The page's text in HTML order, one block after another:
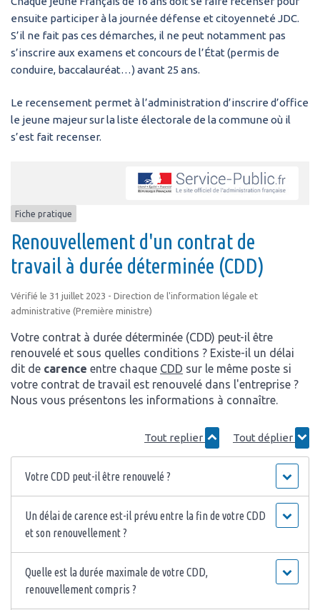
ensuite participer à la journée défense et citoyenneté JDC.
S’il ne fait pas ces démarches, il ne peut notamment pas
s’inscrire aux examens et concours de l’État (permis de
conduire, baccalauréat…) avant 25 ans.
Le recensement permet à l’administration d’inscrire d’office
le jeune majeur sur la liste électorale de la commune où il
s’est fait recenser.
Fiche pratique
Renouvellement d'un contrat de
travail à durée déterminée (CDD)
Vérifié le 31 juillet 2023 - Direction de l'information légale et
administrative (Première ministre)
Votre contrat à durée déterminée (CDD) peut-il être
renouvelé et sous quelles conditions ? Existe-il un délai
dit de carence entre chaque CDD sur le même poste si
votre contrat de travail est renouvelé dans l'entreprise ?
Nous vous présentons les informations à connaître.
Tout replier Tout déplier
Votre CDD peut-il être renouvelé ?
Un délai de carence est-il prévu entre la fin de votre CDD
et son renouvellement ?
Quelle est la durée maximale de votre CDD,
renouvellement compris ?